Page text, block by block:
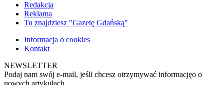
Redakcja
Reklama
Tu znajdziesz "Gazetę Gdańską"
Informacja o cookies
Kontakt
NEWSLETTER
Podaj nam swój e-mail, jeśli chcesz otrzymywać informacjęo o
nowych artykułach